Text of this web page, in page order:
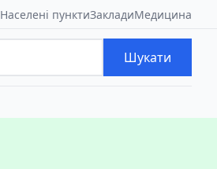
Населені пунктиЗакладиМедицина
Шукати